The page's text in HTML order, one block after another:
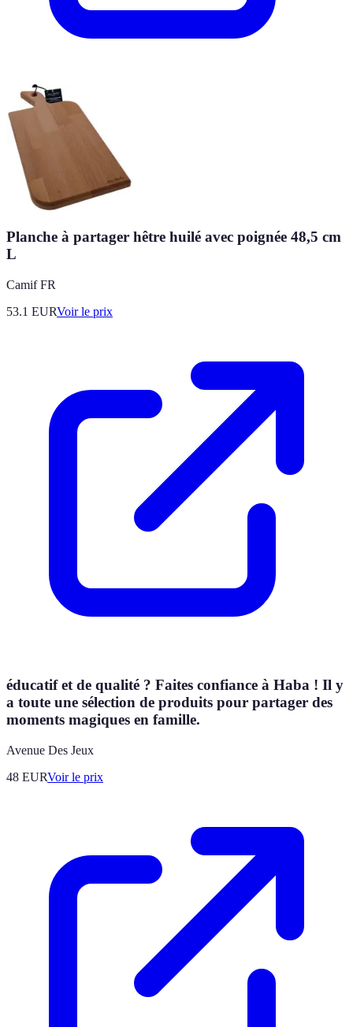
Planche à partager hêtre huilé avec poignée 48,5 cm
L
Camif FR
53.1 EURVoir le prix
éducatif et de qualité ? Faites confiance à Haba ! Il y
a toute une sélection de produits pour partager des
moments magiques en famille.
Avenue Des Jeux
48 EURVoir le prix